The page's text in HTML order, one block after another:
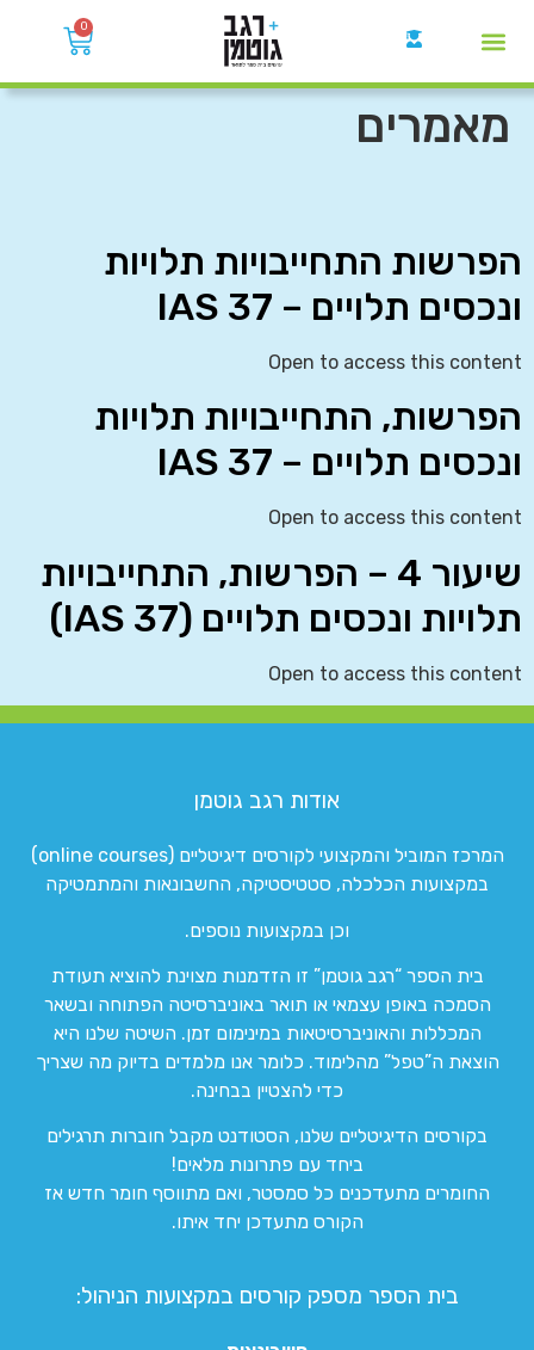
0
מאמרים
הפרשות התחייבויות תלויות
ונכסים תלויים – IAS 37
Open to access this content
הפרשות, התחייבויות תלויות
ונכסים תלויים – IAS 37
Open to access this content
שיעור 4 – הפרשות, התחייבויות
תלויות ונכסים תלויים (IAS 37)
Open to access this content
אודות רגב גוטמן
המרכז המוביל והמקצועי לקורסים דיגיטליים (online courses)
במקצועות הכלכלה, סטטיסטיקה, החשבונאות והמתמטיקה
וכן במקצועות נוספים.
בית הספר “רגב גוטמן” זו הזדמנות מצוינת להוציא תעודת
הסמכה באופן עצמאי או תואר באוניברסיטה הפתוחה ובשאר
המכללות והאוניברסיטאות במינימום זמן. השיטה שלנו היא
הוצאת ה”טפל” מהלימוד. כלומר אנו מלמדים בדיוק מה שצריך
כדי להצטיין בבחינה.
בקורסים הדיגיטליים שלנו, הסטודנט מקבל חוברות תרגילים
ביחד עם פתרונות מלאים!
החומרים מתעדכנים כל סמסטר, ואם מתווסף חומר חדש אז
הקורס מתעדכן יחד איתו.
בית הספר מספק קורסים במקצועות הניהול: